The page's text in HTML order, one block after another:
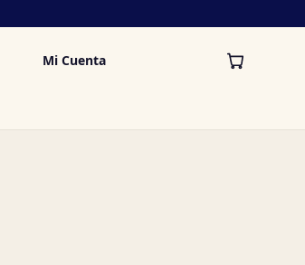
Mi Cuenta